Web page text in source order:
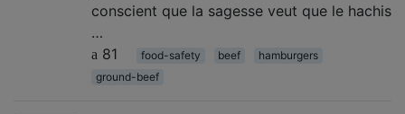
conscient que la sagesse veut que le hachis
…
81
food-safety beef
hamburgers
ground-beef